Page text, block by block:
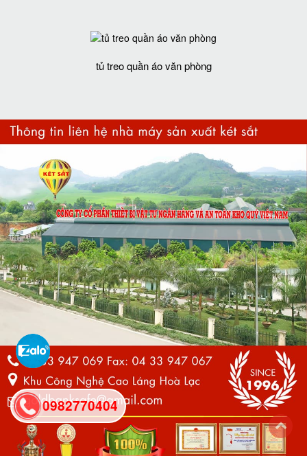
tủ treo quần áo văn phòng
0982770404
back